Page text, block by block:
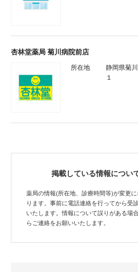
杏林堂薬局 菊川病院前店
所在地
静岡県菊
１
掲載している情報につい
薬局の情報(所在地、診療時間等)が変更
ります。事前に電話連絡を行ってから受
いたします。情報について誤りがある場
らご連絡をお願いいたします。